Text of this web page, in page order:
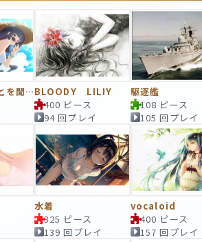
パパのいうことを聞きなさい！BLOODY LILIY
400 ピース
94 回プレイ
駆逐艦
108 ピース
105 回プレイ
水着
325 ピース
139 回プレイ
vocaloid
400 ピース
157 回プレイ